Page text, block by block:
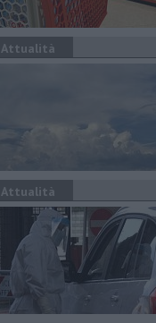
Attualità
Attualità